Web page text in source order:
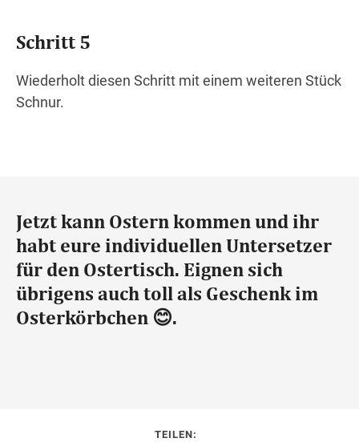
Schritt 5
Wiederholt diesen Schritt mit einem weiteren Stück
Schnur.
Jetzt kann Ostern kommen und ihr
habt eure individuellen Untersetzer
für den Ostertisch. Eignen sich
übrigens auch toll als Geschenk im
Osterkörbchen 😊.
TEILEN: